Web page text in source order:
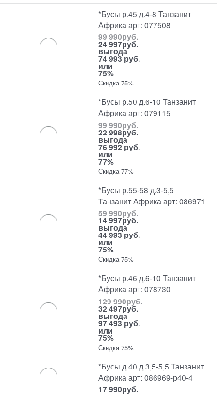
*Бусы р.45 д.4-8 Танзанит
Африка арт: 077508
99 990руб.
24 997руб.
выгода
74 993 руб.
или
75%
Скидка 75%
*Бусы р.50 д.6-10 Танзанит
Африка арт: 079115
99 990руб.
22 998руб.
выгода
76 992 руб.
или
77%
Скидка 77%
*Бусы р.55-58 д.3-5,5
Танзанит Африка арт: 086971
59 990руб.
14 997руб.
выгода
44 993 руб.
или
75%
Скидка 75%
*Бусы р.46 д.6-10 Танзанит
Африка арт: 078730
129 990руб.
32 497руб.
выгода
97 493 руб.
или
75%
Скидка 75%
*Бусы д.40 д.3,5-5,5 Танзанит
Африка арт: 086969-р40-4
17 990руб.